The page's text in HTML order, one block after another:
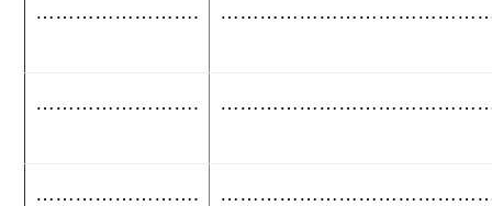
…………………….
…………………….
…………………….